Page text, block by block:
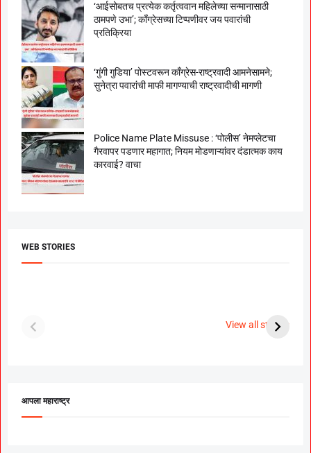
‘आईसोबतच प्रत्येक कर्तृत्ववान महिलेच्या सन्मानासाठी
ठामपणे उभा’; काँग्रेसच्या टिप्पणीवर जय पवारांची
प्रतिक्रिया
‘गुंगी गुडिया’ पोस्टवरून काँग्रेस-राष्ट्रवादी आमनेसामने;
सुनेत्रा पवारांची माफी मागण्याची राष्ट्रवादीची मागणी
Police Name Plate Missuse : ‘पोलीस’ नेमप्लेटचा
गैरवापर पडणार महागात; नियम मोडणाऱ्यांवर दंडात्मक काय
कारवाई? वाचा
WEB STORIES
View all stories
पूजा सावंत ने गुपचूप
आपला महाराष्ट्र